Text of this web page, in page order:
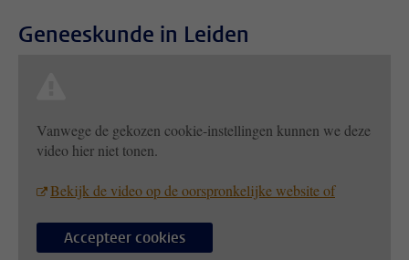
Geneeskunde in Leiden
Vanwege de gekozen cookie-instellingen kunnen we deze
video hier niet tonen.
Bekijk de video op de oorspronkelijke website of
Accepteer cookies